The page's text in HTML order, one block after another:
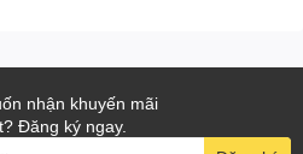
nhận khuyến mãi
Đăng ký ngay.